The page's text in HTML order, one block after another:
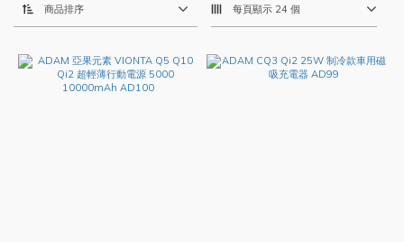
商品排序 每頁顯示 24 個